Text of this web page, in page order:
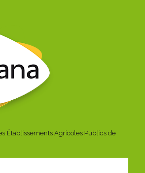
Établissements Agricoles Publics de